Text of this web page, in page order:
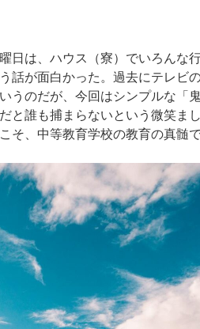
日は、ハウス（寮）でいろんな
話が面白かった。過去にテレビ
うのだが、今回はシンプルな「
と誰も捕まらないという微笑ま
そ、中等教育学校の教育の真髄で